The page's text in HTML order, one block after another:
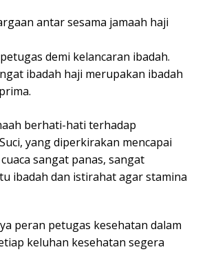
antar sesama jamaah haji
demi kelancaran ibadah.
ibadah haji merupakan ibadah
berhati-hati terhadap
yang diperkirakan mencapai
sangat panas, sangat
ibadah dan istirahat agar stamina
peran petugas kesehatan dalam
keluhan kesehatan segera